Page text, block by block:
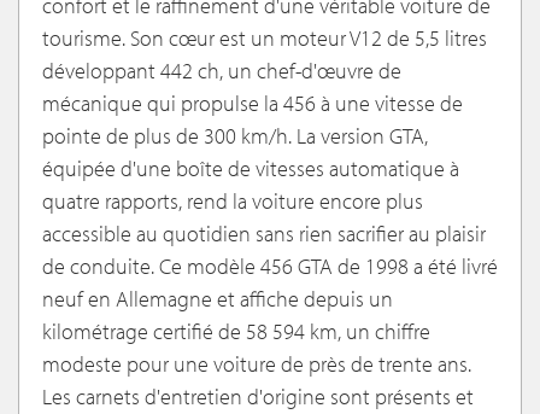
tourisme. Son cœur est un moteur V12 de 5,5 litres
développant 442 ch, un chef-d'œuvre de
mécanique qui propulse la 456 à une vitesse de
pointe de plus de 300 km/h. La version GTA,
équipée d'une boîte de vitesses automatique à
quatre rapports, rend la voiture encore plus
accessible au quotidien sans rien sacrifier au plaisir
de conduite. Ce modèle 456 GTA de 1998 a été livré
neuf en Allemagne et affiche depuis un
kilométrage certifié de 58 594 km, un chiffre
modeste pour une voiture de près de trente ans.
Les carnets d'entretien d'origine sont présents et